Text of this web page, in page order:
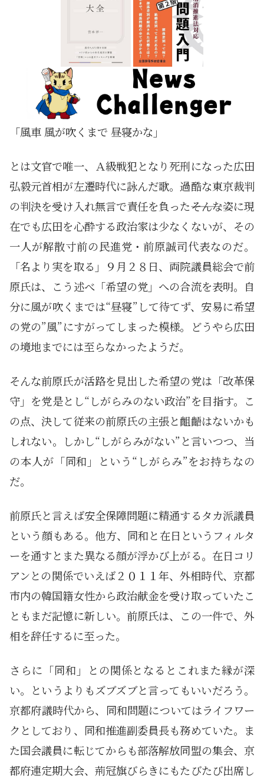
「風車 風が吹くまで 昼寝かな」
とは文官で唯一、Ａ級戦犯となり死刑になった広田
弘毅元首相が左遷時代に詠んだ歌。過酷な東京裁判
の判決を受け入れ無言で責任を負った―――そんな姿に現
在でも広田を心酔する政治家は少なくないが、その
一人が解散寸前の民進党・前原誠司代表なのだ。
「名より実を取る」９月２８日、両院議員総会で前
原氏は、こう述べ「希望の党」への合流を表明。自
分に風が吹くまでは“昼寝”して待てず、安易に希望
の党の”風”にすがってしまった模様。どうやら広田
の境地までには至らなかったようだ。
そんな前原氏が活路を見出した希望の党は「改革保
守」を党是とし“しがらみのない政治”を目指す。こ
の点、決して従来の前原氏の主張と齟齬はないかも
しれない。しかし“しがらみがない”と言いつつ、当
の本人が「同和」という“しがらみ”をお持ちなの
だ。
前原氏と言えば安全保障問題に精通するタカ派議員
という顔もある。他方、同和と在日というフィルタ
ーを通すとまた異なる顔が浮かび上がる。在日コリ
アンとの関係でいえば２０１１年、外相時代、京都
市内の韓国籍女性から政治献金を受け取っていたこ
ともまだ記憶に新しい。前原氏は、この一件で、外
相を辞任するに至った。
さらに「同和」との関係となるとこれまた縁が深
い。というよりもズブズブと言ってもいいだろう。
京都府議時代から、同和問題についてはライフワー
クとしており、同和推進副委員長も務めていた。ま
た国会議員に転じてからも部落解放同盟の集会、京
都府連定期大会、荊冠旗びらきにもたびたび出席し